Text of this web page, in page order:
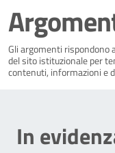
Gli argomenti rispondono
del sito istituzionale per
contenuti, informazioni e
In